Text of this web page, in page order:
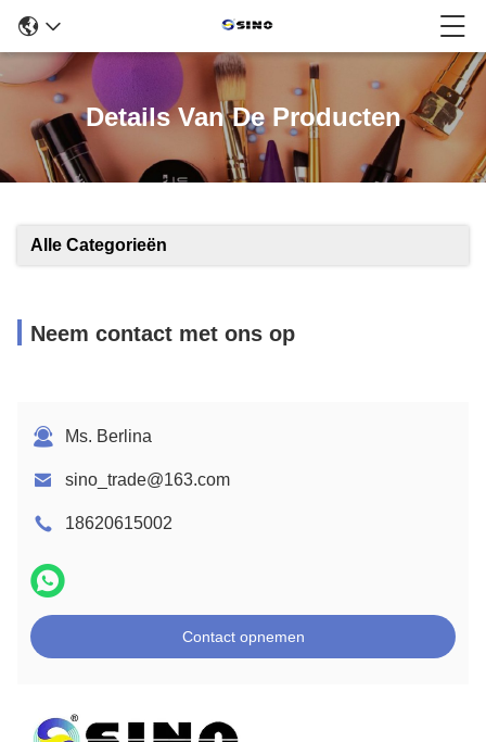
Details Van De Producten
Alle Categorieën
Neem contact met ons op
Ms. Berlina
sino_trade@163.com
18620615002
Contact opnemen